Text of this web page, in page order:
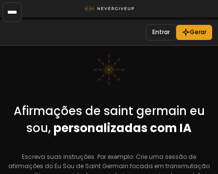
Entrar Gerar
Afirmações de saint germain eu
sou, personalizadas com IA
Escreva suas instruções. Por exemplo: Crie uma sessão de
afirmações do Eu Sou de Saint Germain focada em transmutação